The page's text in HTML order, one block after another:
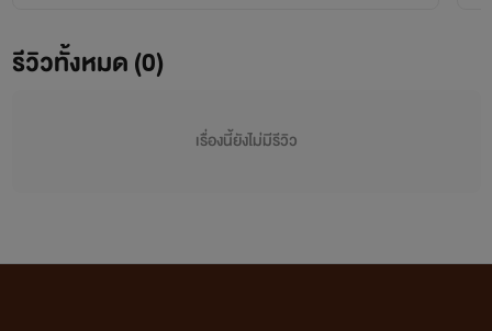
รีวิวทั้งหมด (0)
เรื่องนี้ยังไม่มีรีวิว